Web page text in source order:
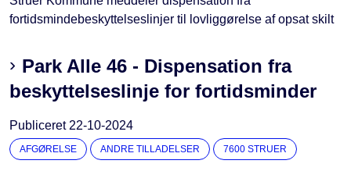
fortidsmindebeskyttelseslinjer til lovliggørelse af opsat skilt
Park Alle 46 - Dispensation fra
beskyttelseslinje for fortidsminder
Publiceret 22-10-2024
AFGØRELSE ANDRE TILLADELSER 7600 STRUER